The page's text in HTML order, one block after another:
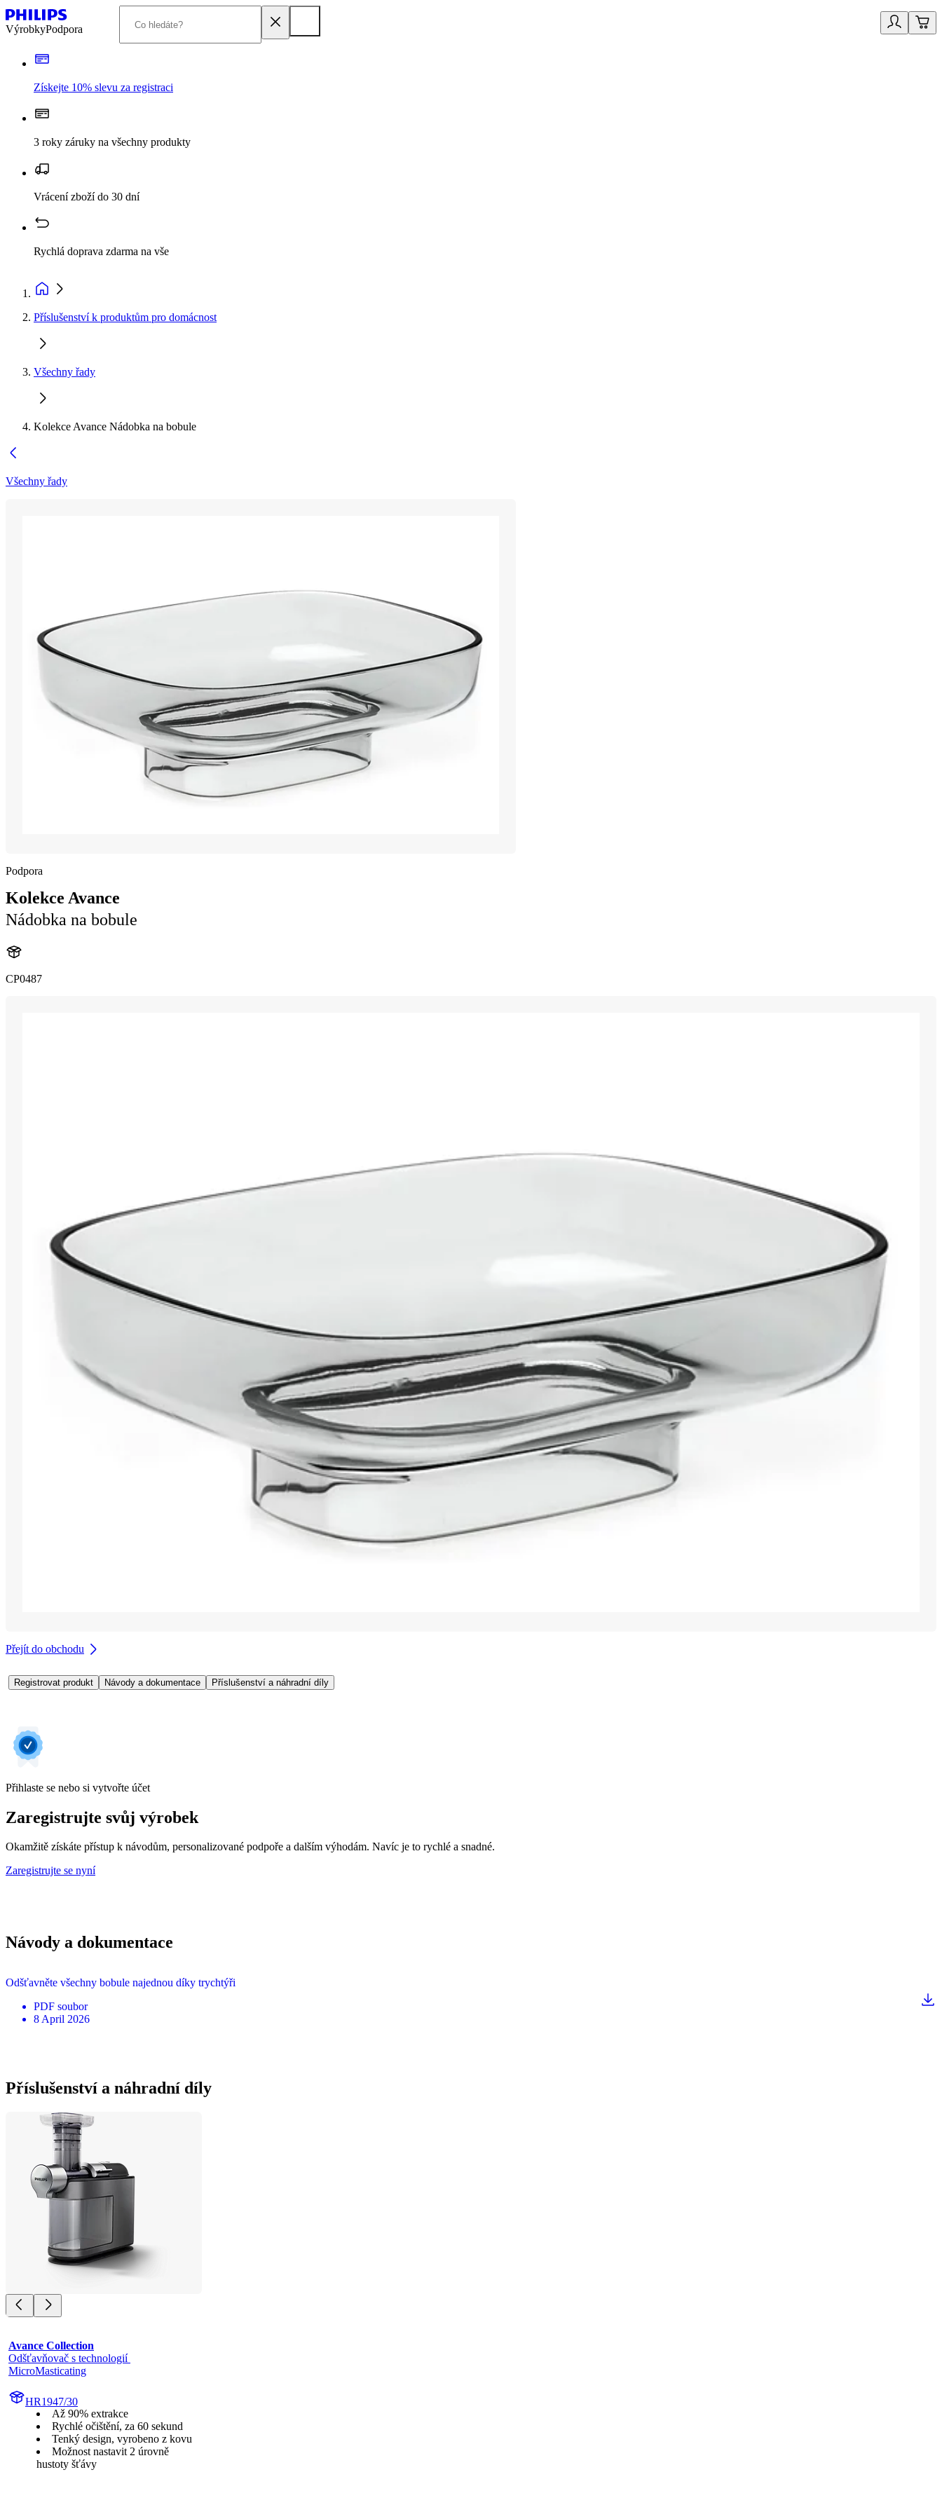
VýrobkyPodpora
Získejte 10% slevu za registraci
3 roky záruky na všechny produkty
Vrácení zboží do 30 dní
Rychlá doprava zdarma na vše
Příslušenství k produktům pro domácnost
Všechny řady
Kolekce Avance Nádobka na bobule
Všechny řady
Podpora
Kolekce Avance
Nádobka na bobule
CP0487
Přejít do obchodu
Registrovat produkt Návody a dokumentace Příslušenství a náhradní díly
Přihlaste se nebo si vytvořte účet
Zaregistrujte svůj výrobek
Okamžitě získáte přístup k návodům, personalizované podpoře a dalším výhodám. Navíc je to rychlé a snadné.
Zaregistrujte se nyní
Návody a dokumentace
Odšťavněte všechny bobule najednou díky trychtýři
PDF soubor
8 April 2026
Příslušenství a náhradní díly
Avance Collection
Odšťavňovač s technologií
MicroMasticating
HR1947/30
Až 90% extrakce
Rychlé očištění, za 60 sekund
Tenký design, vyrobeno z kovu
Možnost nastavit 2 úrovně
hustoty šťávy